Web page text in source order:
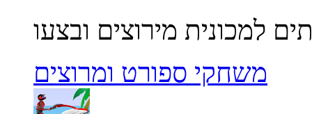
משחקי ספורט ומרוצים